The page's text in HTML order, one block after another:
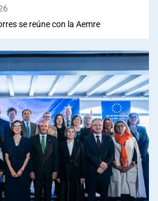
se reúne con la Aemre